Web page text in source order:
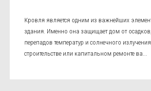
Кровля является одним из важнейших
здания. Именно она защищает дом от осадков,
перепадов температур и солнечного
строительстве или капитальном ремонте ва...